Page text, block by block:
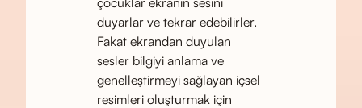
duyarlar ve tekrar edebilirler.
Fakat ekrandan duyulan
sesler bilgiyi anlama ve
genelleştirmeyi sağlayan içsel
resimleri oluşturmak için